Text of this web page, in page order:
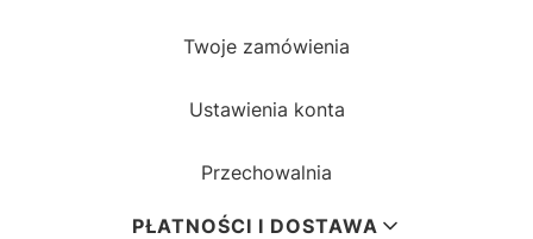
Twoje zamówienia
Ustawienia konta
Przechowalnia
PŁATNOŚCI I DOSTAWA